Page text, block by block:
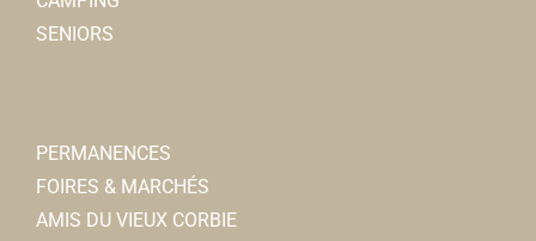
SENIORS
PERMANENCES
FOIRES & MARCHÉS
AMIS DU VIEUX CORBIE